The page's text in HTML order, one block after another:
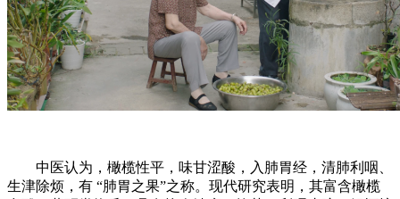
中医认为，橄榄性平，味甘涩酸，入肺胃经，清肺利咽、
生津除烦，有 “肺胃之果”之称。现代研究表明，其富含橄榄